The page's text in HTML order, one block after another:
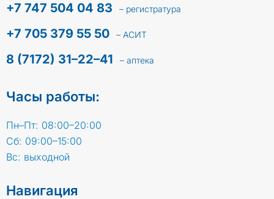
+7 747 504 04 83 – регистратура
+7 705 379 55 50 – АСИТ
8 (7172) 31–22–41 – аптека
Часы работы:
Пн–Пт: 08:00–20:00
Сб: 09:00–15:00
Вс: выходной
Навигация